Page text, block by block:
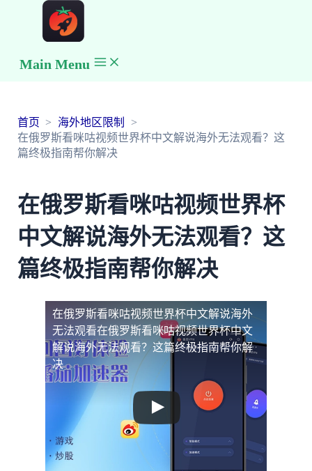
Main Menu
首页
海外地区限制
在俄罗斯看咪咕视频世界杯中文解说海外无法观看？这
篇终极指南帮你解决
在俄罗斯看咪咕视频世界杯
中文解说海外无法观看？这
篇终极指南帮你解决
在俄罗斯看咪咕视频世界杯中文解说海外
无法观看在俄罗斯看咪咕视频世界杯中文
解说海外无法观看？这篇终极指南帮你解
决